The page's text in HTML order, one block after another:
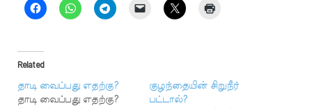
Related
தாடி வைப்பது எதற்கு?
தாடி வைப்பது எதற்கு?
குழந்தையின் சிறுநீர்
பட்டால்?